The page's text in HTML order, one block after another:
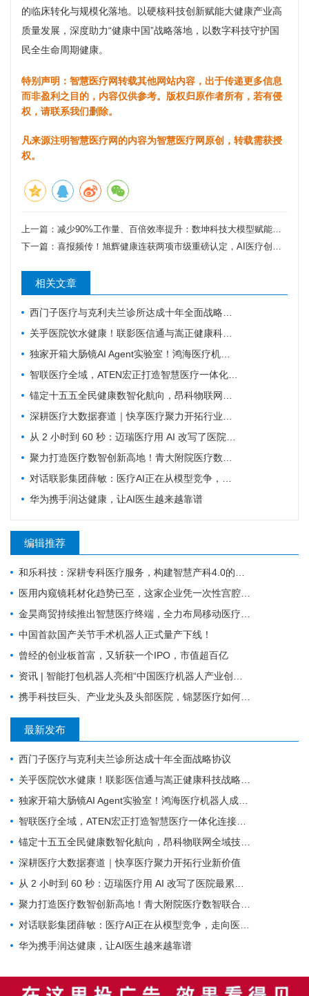
的临床转化与规模化落地。以硬核科技创新赋能大健康产业高
质量发展，深度助力“健康中国”战略落地，以数字科技守护国
民全生命周期健康。
特别声明：智慧医疗网转载其他网站内容，出于传递更多信息
而非盈利之目的，内容仅供参考。版权归原作者所有，若有侵
权，请联系我们删除。
凡来源注明智慧医疗网的内容为智慧医疗网原创，转载需获授
权。
上一篇： 减少90%工作量、百倍效率提升：数坤科技大模型赋能河北首个肝脏多模态专病库
下一篇： 喜报频传！旭辉健康连获两项市级重磅认定，AI医疗创新再启新程
相关文章
西门子医疗与克利夫兰诊所达成十年全面战略协议
关乎医院饮水健康！联影医信通与嵩正健康科技战略合作
独家开箱大肠镜AI Agent实验室！鸿海医疗机器人成开刀房新要角
智联医疗全域，ATEN宏正打造智慧医疗一体化连接解决方案
锚定十五五全民健康数智化航向，昂科物联网全域技术筑牢智慧医院数字底座
深耕医疗大数据赛道｜快享医疗聚力开拓行业新价值
从 2 小时到 60 秒：迈瑞医疗用 AI 改写了医院最累科室的工作方式
聚力打造医疗数智创新高地！青大附院医疗数智联合实验室正式启用
对话联影集团薛敏：医疗AI正在从模型竞争，走向医疗体系的重构
华为携手润达健康，让AI医生越来越靠谱
编辑推荐
和乐科技：深耕专科医疗服务，构建智慧产科4.0的全流程闭环管理
医用内窥镜耗材化趋势已至，这家企业凭一次性宫腔镜强势入局 | 复星·星未来创业营
金昊商贸持续推出智慧医疗终端，全力布局移动医疗市场
中国首款国产关节手术机器人正式量产下线！
曾经的创业板首富，又斩获一个IPO，市值超百亿
资讯 | 智能打包机器人亮相“中国医疗机器人产业创新大会”！
携手科技巨头、产业龙头及头部医院，锦瑟医疗如何发力混合现实手术导航？
最新发布
西门子医疗与克利夫兰诊所达成十年全面战略协议
关乎医院饮水健康！联影医信通与嵩正健康科技战略合作
独家开箱大肠镜AI Agent实验室！鸿海医疗机器人成开刀房新要角
智联医疗全域，ATEN宏正打造智慧医疗一体化连接解决方案
锚定十五五全民健康数智化航向，昂科物联网全域技术筑牢智慧医院数字底座
深耕医疗大数据赛道｜快享医疗聚力开拓行业新价值
从 2 小时到 60 秒：迈瑞医疗用 AI 改写了医院最累科室的工作方式
聚力打造医疗数智创新高地！青大附院医疗数智联合实验室正式启用
对话联影集团薛敏：医疗AI正在从模型竞争，走向医疗体系的重构
华为携手润达健康，让AI医生越来越靠谱